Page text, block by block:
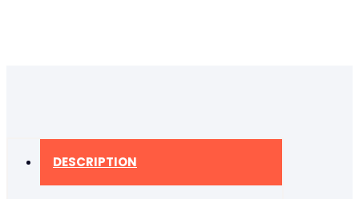
DESCRIPTION